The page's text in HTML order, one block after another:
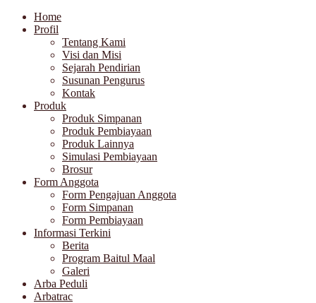
Home
Profil
Tentang Kami
Visi dan Misi
Sejarah Pendirian
Susunan Pengurus
Kontak
Produk
Produk Simpanan
Produk Pembiayaan
Produk Lainnya
Simulasi Pembiayaan
Brosur
Form Anggota
Form Pengajuan Anggota
Form Simpanan
Form Pembiayaan
Informasi Terkini
Berita
Program Baitul Maal
Galeri
Arba Peduli
Arbatrac